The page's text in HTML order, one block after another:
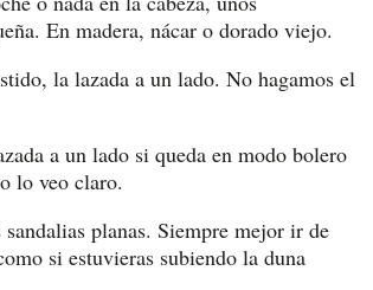
En madera, nácar o dorado viejo.
la lazada a un lado. No hagamos el
a un lado si queda en modo bolero
lo veo claro.
planas. Siempre mejor ir de
si estuvieras subiendo la duna